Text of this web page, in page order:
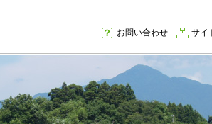
お問い合わせ サイ